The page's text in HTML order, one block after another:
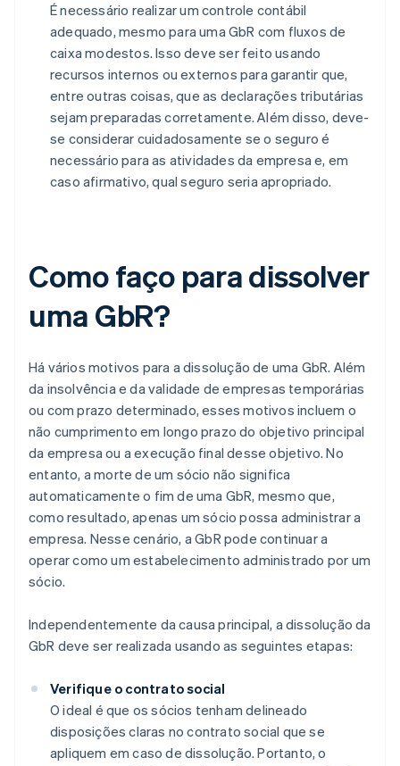
É necessário realizar um controle contábil
adequado, mesmo para uma GbR com fluxos de
caixa modestos. Isso deve ser feito usando
recursos internos ou externos para garantir que,
entre outras coisas, que as declarações tributárias
sejam preparadas corretamente. Além disso, deve-
se considerar cuidadosamente se o seguro é
necessário para as atividades da empresa e, em
caso afirmativo, qual seguro seria apropriado.
Como faço para dissolver
uma GbR?
Há vários motivos para a dissolução de uma GbR. Além
da insolvência e da validade de empresas temporárias
ou com prazo determinado, esses motivos incluem o
não cumprimento em longo prazo do objetivo principal
da empresa ou a execução final desse objetivo. No
entanto, a morte de um sócio não significa
automaticamente o fim de uma GbR, mesmo que,
como resultado, apenas um sócio possa administrar a
empresa. Nesse cenário, a GbR pode continuar a
operar como um estabelecimento administrado por um
sócio.
Independentemente da causa principal, a dissolução da
GbR deve ser realizada usando as seguintes etapas:
Verifique o contrato social
O ideal é que os sócios tenham delineado
disposições claras no contrato social que se
apliquem em caso de dissolução. Portanto, o